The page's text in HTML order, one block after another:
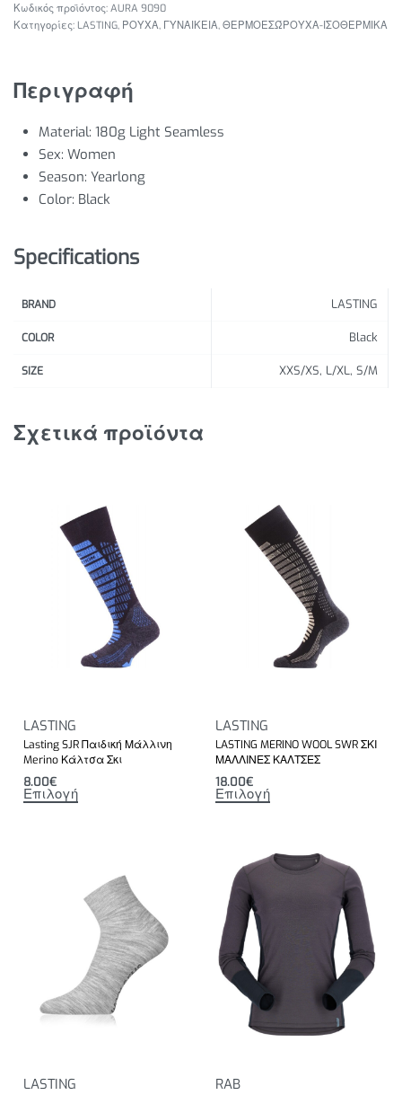
AURA 9090
Κατηγορίες: LASTING, ΡΟΥΧΑ, ΓΥΝΑΙΚΕΙΑ, ΘΕΡΜΟΕΣΏΡΟΥΧΑ-ΙΣΟΘΕΡΜΙΚΑ
Περιγραφή
Material:180g Light Seamless
Sex:Women
Season: Yearlong
Color: Black
Specifications
BRAND LASTING
COLOR Black
SIZE XXS/XS, L/XL, S/M
Σχετικά προϊόντα
LASTING
Lasting SJR Παιδική Μάλλινη
Merino Κάλτσα Σκι
8.00€
Επιλογή
LASTING
LASTING MERINO WOOL SWR ΣΚΙ
ΜΑΛΛΙΝΕΣ ΚΑΛΤΣΕΣ
18.00€
Επιλογή
LASTING RAB